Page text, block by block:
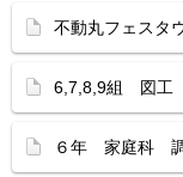
不動丸フェス
6,7,8,9組 図工
６年 家庭科 調